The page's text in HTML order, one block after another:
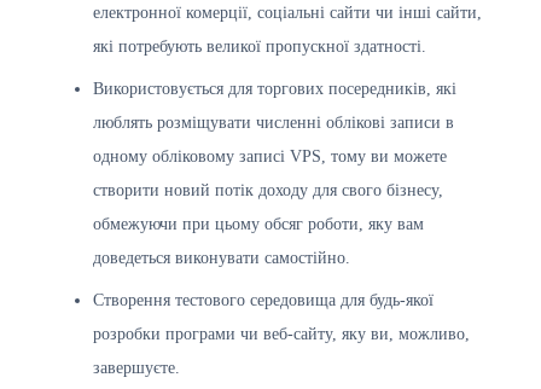
електронної комерції, соціальні сайти чи інші сайти,
які потребують великої пропускної здатності.
Використовується для торгових посередників, які
люблять розміщувати численні облікові записи в
одному обліковому записі VPS, тому ви можете
створити новий потік доходу для свого бізнесу,
обмежуючи при цьому обсяг роботи, яку вам
доведеться виконувати самостійно.
Створення тестового середовища для будь-якої
розробки програми чи веб-сайту, яку ви, можливо,
завершуєте.